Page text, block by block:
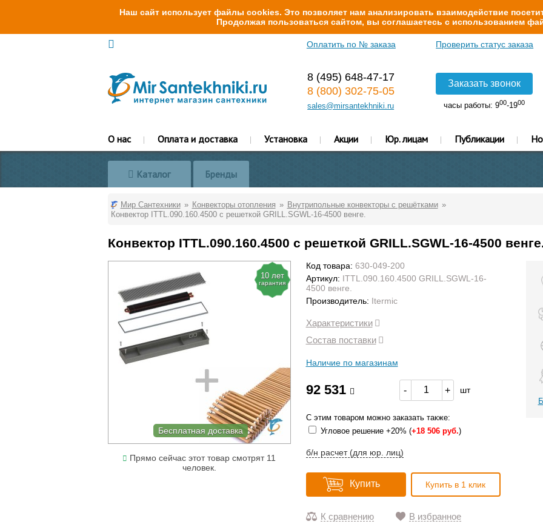
Наш сайт использует файлы cookies. Это позволяет нам анализировать взаимодействие
Продолжая пользоваться сайтом, вы соглашаетесь с использованием
Оплатить по № заказа Проверить статус заказа
8 (495) 648-47-17
8 (800) 302-75-05
sales@mirsantekhniki.ru
Заказать звонок
часы работы: 900-1900
О нас Оплата и доставка Установка Акции Юр. лицам Публикации
Каталог Бренды
Мир Сантехники Конвекторы отопления
Внутрипольные конвекторы с решётками
Конвектор ITTL.090.160.4500 с решеткой GRILL.SGWL-16-4500 венге.
Конвектор ITTL.090.160.4500 с решеткой GRILL.SGWL-16-4500
10 лет
гарантия
Бесплатная доставка
Прямо сейчас этот товар смотрят 11
человек.
Код товара: 630-049-200
Артикул: ITTL.090.160.4500 GRILL.SGWL-16-
4500 венге.
Производитель: Itermic
Характеристики
Состав поставки
Наличие по магазинам
92 531 - + шт
С этим товаром можно заказать также:
Угловое решение +20% (+18 506 руб.)
б/н расчет (для юр. лиц)
Купить Купить в 1 клик
К сравнению В избранное